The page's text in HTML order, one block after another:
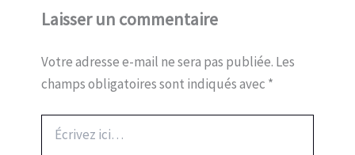
Laisser un commentaire
Votre adresse e-mail ne sera pas publiée. Les
champs obligatoires sont indiqués avec *
ici…